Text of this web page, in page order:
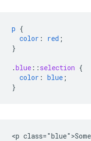
p {
color : red ;
}
.blue :: selection {
color : blue ;
}